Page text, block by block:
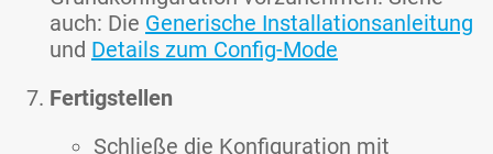
auch: Die Generische Installationsanleitung
und Details zum Config-Mode
Fertigstellen
Schließe die Konfiguration mit